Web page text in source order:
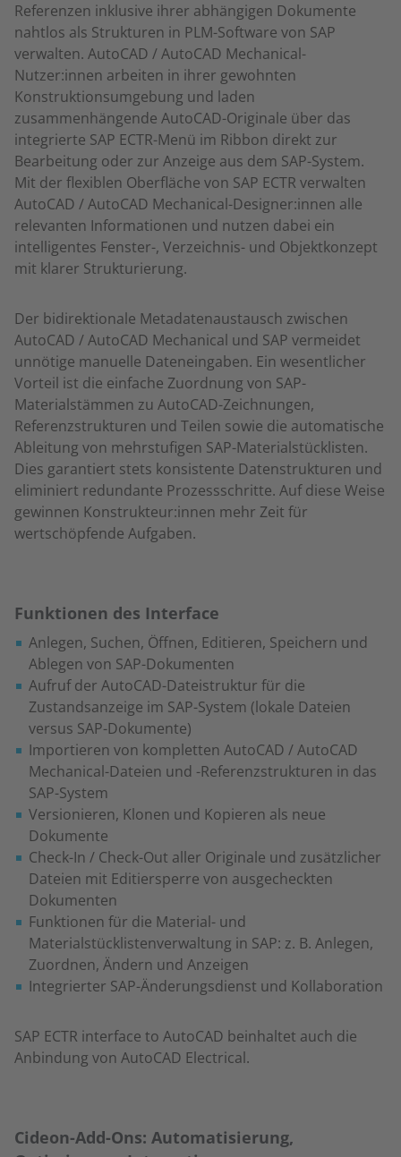
Referenzen inklusive ihrer abhängigen Dokumente
nahtlos als Strukturen in PLM-Software von SAP
verwalten. AutoCAD / AutoCAD Mechanical-
Nutzer:innen arbeiten in ihrer gewohnten
Konstruktionsumgebung und laden
zusammenhängende AutoCAD-Originale über das
integrierte SAP ECTR-Menü im Ribbon direkt zur
Bearbeitung oder zur Anzeige aus dem SAP-System.
Mit der flexiblen Oberfläche von SAP ECTR verwalten
AutoCAD / AutoCAD Mechanical-Designer:innen alle
relevanten Informationen und nutzen dabei ein
intelligentes Fenster-, Verzeichnis- und Objektkonzept
mit klarer Strukturierung.
Der bidirektionale Metadatenaustausch zwischen
AutoCAD / AutoCAD Mechanical und SAP vermeidet
unnötige manuelle Dateneingaben. Ein wesentlicher
Vorteil ist die einfache Zuordnung von SAP-
Materialstämmen zu AutoCAD-Zeichnungen,
Referenzstrukturen und Teilen sowie die automatische
Ableitung von mehrstufigen SAP-Materialstücklisten.
Dies garantiert stets konsistente Datenstrukturen und
eliminiert redundante Prozessschritte. Auf diese Weise
gewinnen Konstrukteur:innen mehr Zeit für
wertschöpfende Aufgaben.
Funktionen des Interface
Anlegen, Suchen, Öffnen, Editieren, Speichern und
Ablegen von SAP-Dokumenten
Aufruf der AutoCAD-Dateistruktur für die
Zustandsanzeige im SAP-System (lokale Dateien
versus SAP-Dokumente)
Importieren von kompletten AutoCAD / AutoCAD
Mechanical-Dateien und -Referenzstrukturen in das
SAP-System
Versionieren, Klonen und Kopieren als neue
Dokumente
Check-In / Check-Out aller Originale und zusätzlicher
Dateien mit Editiersperre von ausgecheckten
Dokumenten
Funktionen für die Material- und
Materialstücklistenverwaltung in SAP: z. B. Anlegen,
Zuordnen, Ändern und Anzeigen
Integrierter SAP-Änderungsdienst und Kollaboration
SAP ECTR interface to AutoCAD beinhaltet auch die
Anbindung von AutoCAD Electrical.
Cideon-Add-Ons: Automatisierung,